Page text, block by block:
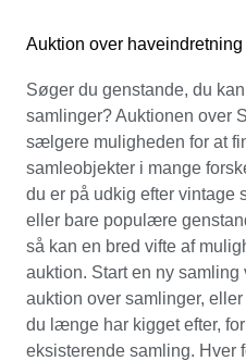
Auktion over haveindretning
Søger du genstande, du
samlinger? Auktionen over
sælgere muligheden for at
samleobjekter i mange
du er på udkig efter vintage
eller bare populære
så kan en bred vifte af
auktion. Start en ny
auktion over samlinger,
du længe har kigget efter,
eksisterende samling. Hver